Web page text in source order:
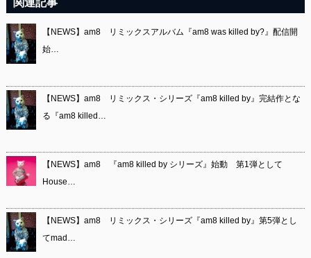
関連記事
【NEWS】am8 リミックスアルバム『am8 was killed by?』配信開
始…
【NEWS】am8 リミックス・シリーズ『am8 killed by』完結作とな
る『am8 killed…
【NEWS】am8 『am8 killed by シリーズ』始動 第1弾として
House…
【NEWS】am8 リミックス・シリーズ『am8 killed by』第5弾とし
てmad…